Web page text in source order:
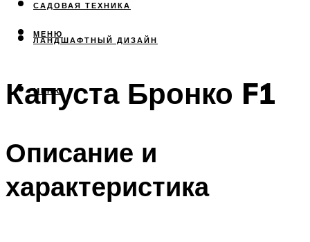
САДОВАЯ ТЕХНИКА
ЛАНДШАФТНЫЙ ДИЗАЙН
МЕНЮ
МЕНЮ
Капуста Бронко F1
Описание и
характеристика